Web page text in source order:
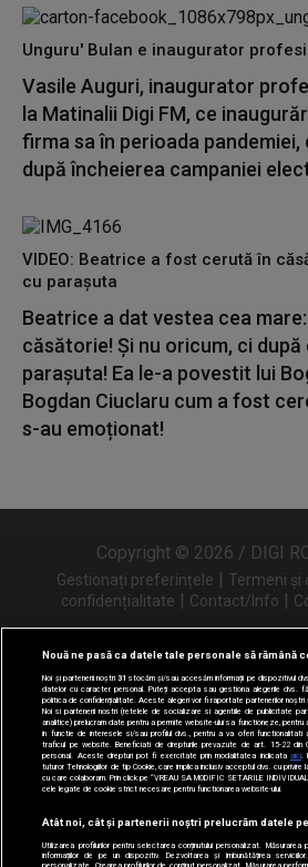
Unguru' Bulan e inaugurator
Vasile Auguri, inaugurator
la Matinalii Digi FM, ce
firma sa în perioada pandemiei,
după încheierea campaniei
VIDEO: Beatrice a fost cerută în
cu parașuta
Beatrice a dat vestea cea
căsătorie! Și nu oricum, ci
parașuta! Ea le-a povestit lui
Bogdan Ciuclaru cum a fost
s-au emoționat!
Copyright © 2026 / DIGI
Gestionați preferințele | Termeni și
confidențialitate | Contact/Info |
Urmărește-ne și
Nouă ne pasă ca datele tale personale să rămână
Noi și partenerii noștri31 stocăm și/sau accesăm informații pe dispozitivul
datelor cu caracter personal. Puteți accepta sau gestiona alegerile dvs.
politica de confidențialitate. Aceste alegeri vor fi raportate partenerilor noștri
Noi si partenerii nostri (retelele de socializare si agentiile de publicitate
analitice) prelucram date pentru a permite website-ului sa functioneze, pentru
in functie de interesele si/sau profilul dvs., pentru a va oferi
traficul pe website. Beneficiati de drepturile prevazute de art. 15-22 din
personal. Aceste drepturi pot fi exercitate prin modalitatea indicata aici.
tuturor Tehnologiilor de tip Cookie, care implica inclusiv acceptul dvs. cu
cu care colaboram. Prin click pe “VREAU SA MODIFIC SETARILE
cele legate de cookie strict necesare pentru functionarea website-ului.
Atât noi, cât și partenerii noștri prelucrăm datele
Utilizarea profilurilor pentru selectarea conținutului personalizat.
informațiilor de pe un dispozitiv. Dezvoltarea și îmbunătățirea